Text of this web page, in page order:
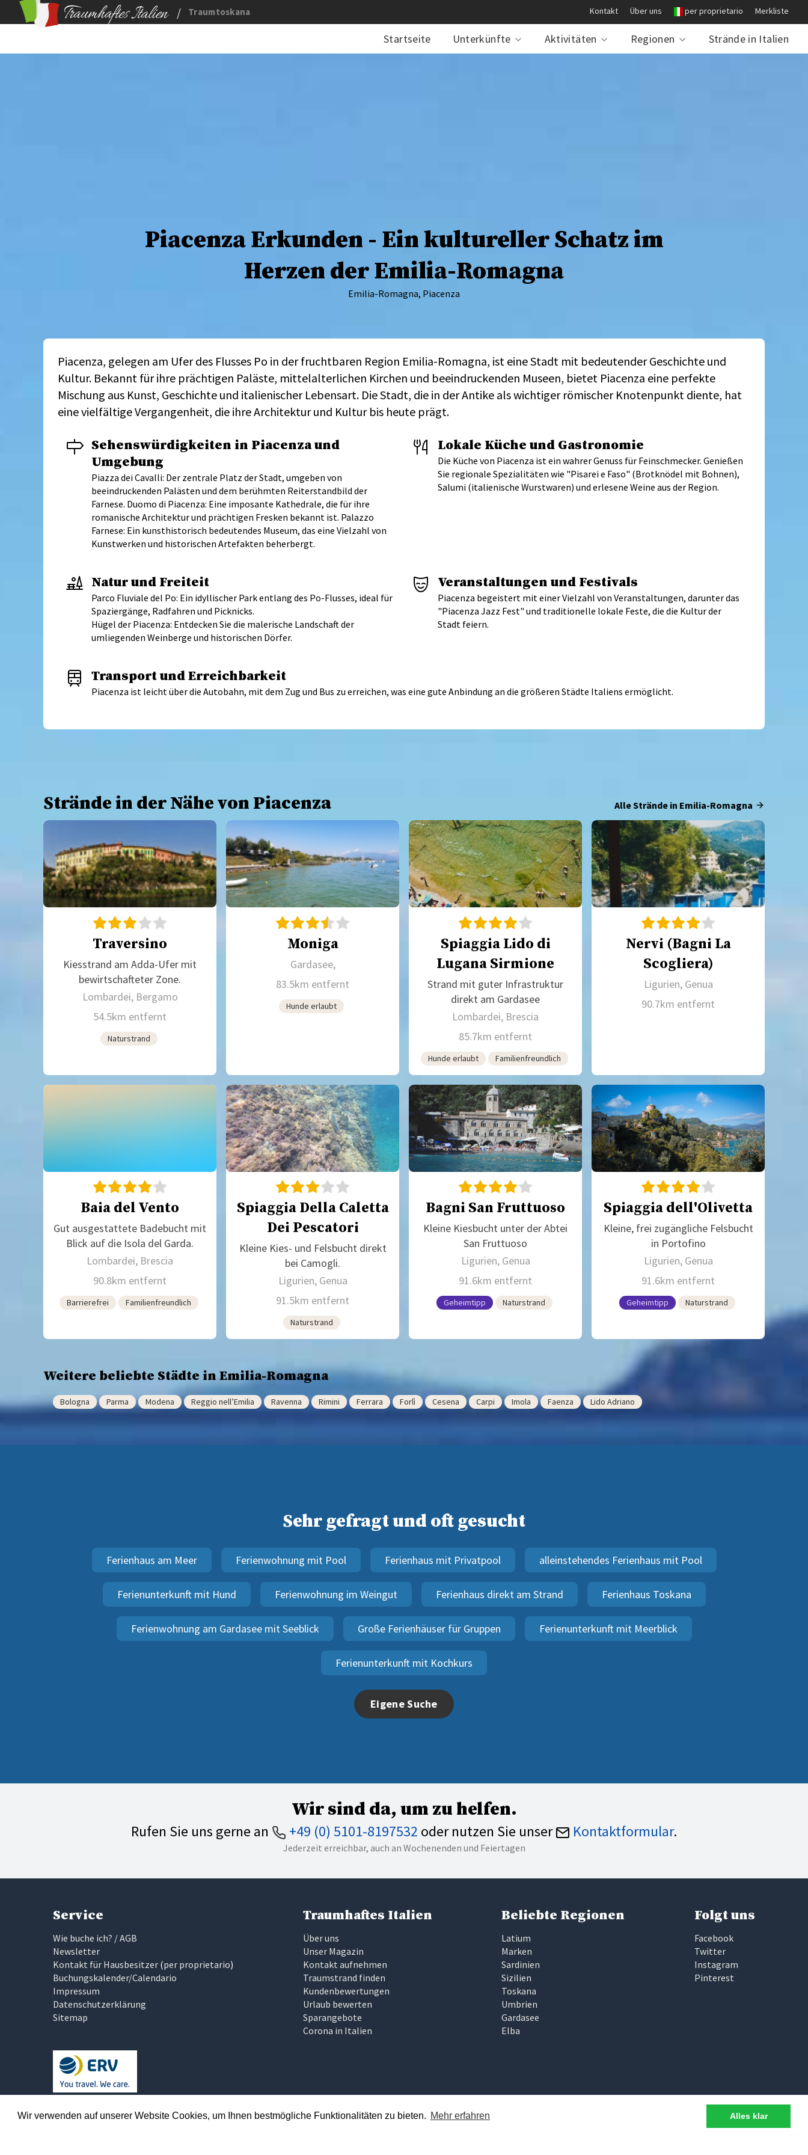
Wir verwenden auf unserer Website Cookies, um Ihnen bestmögliche Funktionalitäten zu bieten. Mehr erfahren Alles klar
/ Traumtoskana Kontakt Über uns per proprietario Merkliste
Startseite Unterkünfte Aktivitäten Regionen Strände in Italien
Piacenza Erkunden - Ein kultureller Schatz im
Herzen der Emilia-Romagna
Emilia-Romagna, Piacenza
Piacenza, gelegen am Ufer des Flusses Po in der fruchtbaren Region Emilia-Romagna, ist eine Stadt mit bedeutender Geschichte und
Kultur. Bekannt für ihre prächtigen Paläste, mittelalterlichen Kirchen und beeindruckenden Museen, bietet Piacenza eine perfekte
Mischung aus Kunst, Geschichte und italienischer Lebensart. Die Stadt, die in der Antike als wichtiger römischer Knotenpunkt diente, hat
eine vielfältige Vergangenheit, die ihre Architektur und Kultur bis heute prägt.
Sehenswürdigkeiten in Piacenza und
Umgebung
Piazza dei Cavalli: Der zentrale Platz der Stadt, umgeben von
beeindruckenden Palästen und dem berühmten Reiterstandbild der
Farnese. Duomo di Piacenza: Eine imposante Kathedrale, die für ihre
romanische Architektur und prächtigen Fresken bekannt ist. Palazzo
Farnese: Ein kunsthistorisch bedeutendes Museum, das eine Vielzahl von
Kunstwerken und historischen Artefakten beherbergt.
Lokale Küche und Gastronomie
Die Küche von Piacenza ist ein wahrer Genuss für Feinschmecker. Genießen
Sie regionale Spezialitäten wie "Pisarei e Faso" (Brotknödel mit Bohnen),
Salumi (italienische Wurstwaren) und erlesene Weine aus der Region.
Natur und Freiteit
Parco Fluviale del Po: Ein idyllischer Park entlang des Po-Flusses, ideal für
Spaziergänge, Radfahren und Picknicks.
Hügel der Piacenza: Entdecken Sie die malerische Landschaft der
umliegenden Weinberge und historischen Dörfer.
Veranstaltungen und Festivals
Piacenza begeistert mit einer Vielzahl von Veranstaltungen, darunter das
"Piacenza Jazz Fest" und traditionelle lokale Feste, die die Kultur der
Stadt feiern.
Transport und Erreichbarkeit
Piacenza ist leicht über die Autobahn, mit dem Zug und Bus zu erreichen, was eine gute Anbindung an die größeren Städte Italiens ermöglicht.
Strände in der Nähe von Piacenza Alle Strände in Emilia-Romagna
Traversino
Kiesstrand am Adda-Ufer mit
bewirtschafteter Zone.
Lombardei, Bergamo
54.5km entfernt
Naturstrand
Moniga
Gardasee,
83.5km entfernt
Hunde erlaubt
Spiaggia Lido di
Lugana Sirmione
Strand mit guter Infrastruktur
direkt am Gardasee
Lombardei, Brescia
85.7km entfernt
Hunde erlaubt Familienfreundlich
Nervi (Bagni La
Scogliera)
Ligurien, Genua
90.7km entfernt
Baia del Vento
Gut ausgestattete Badebucht mit
Blick auf die Isola del Garda.
Lombardei, Brescia
90.8km entfernt
Barrierefrei Familienfreundlich
Spiaggia Della Caletta
Dei Pescatori
Kleine Kies- und Felsbucht direkt
bei Camogli.
Ligurien, Genua
91.5km entfernt
Naturstrand
Bagni San Fruttuoso
Kleine Kiesbucht unter der Abtei
San Fruttuoso
Ligurien, Genua
91.6km entfernt
Geheimtipp Naturstrand
Spiaggia dell'Olivetta
Kleine, frei zugängliche Felsbucht
in Portofino
Ligurien, Genua
91.6km entfernt
Geheimtipp Naturstrand
Weitere beliebte Städte in Emilia-Romagna
Bologna Parma Modena Reggio nell’Emilia Ravenna Rimini Ferrara Forlì Cesena Carpi Imola Faenza Lido Adriano
Sehr gefragt und oft gesucht
Ferienhaus am Meer Ferienwohnung mit Pool Ferienhaus mit Privatpool alleinstehendes Ferienhaus mit Pool
Ferienunterkunft mit Hund Ferienwohnung im Weingut Ferienhaus direkt am Strand Ferienhaus Toskana
Ferienwohnung am Gardasee mit Seeblick Große Ferienhäuser für Gruppen Ferienunterkunft mit Meerblick
Ferienunterkunft mit Kochkurs
Eigene Suche
Wir sind da, um zu helfen.
Rufen Sie uns gerne an +49 (0) 5101-8197532 oder nutzen Sie unser Kontaktformular.
Jederzeit erreichbar, auch an Wochenenden und Feiertagen
Service
Wie buche ich? / AGB
Newsletter
Kontakt für Hausbesitzer (per proprietario)
Buchungskalender/Calendario
Impressum
Datenschutzerklärung
Sitemap
Traumhaftes Italien
Über uns
Unser Magazin
Kontakt aufnehmen
Traumstrand finden
Kundenbewertungen
Urlaub bewerten
Sparangebote
Corona in Italien
Beliebte Regionen
Latium
Marken
Sardinien
Sizilien
Toskana
Umbrien
Gardasee
Elba
Folgt uns
Facebook
Twitter
Instagram
Pinterest
Traumhaftes Italien
Wir glauben, das Finden der richtigen Ferienunterkunft sollte keine Glückssache sein, die zudem noch zeitaufwändig und intransparent ist. Deshalb haben wir bei